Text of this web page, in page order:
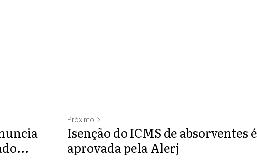
Próximo
Isenção do ICMS de absorventes é
aprovada pela Alerj